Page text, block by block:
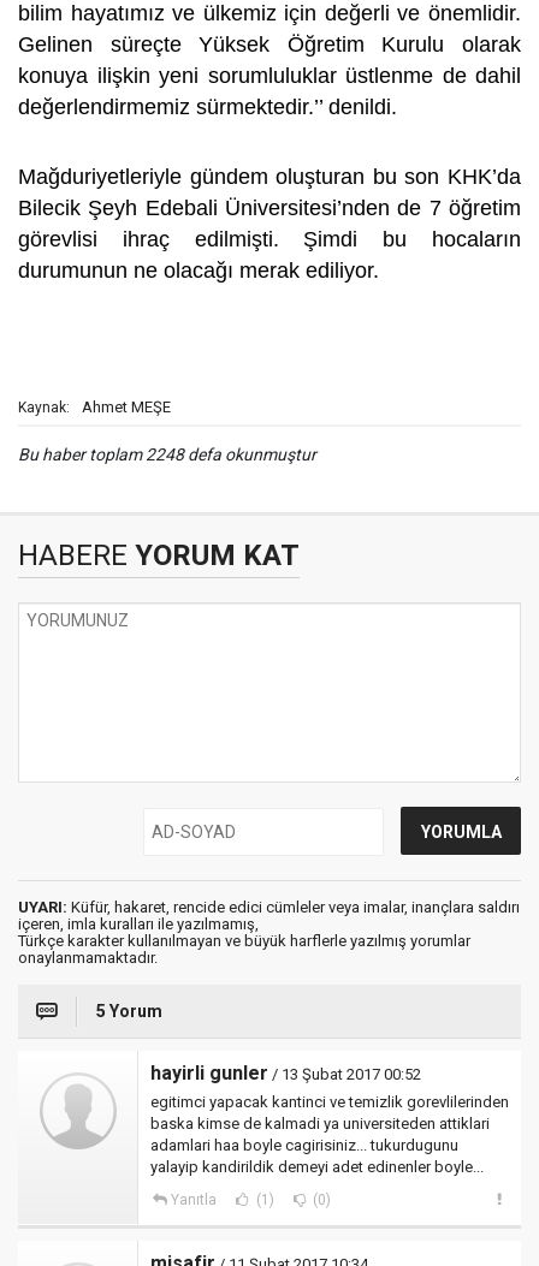
bilim hayatımız ve ülkemiz için değerli ve önemlidir.
Gelinen süreçte Yüksek Öğretim Kurulu olarak
konuya ilişkin yeni sorumluluklar üstlenme de dahil
değerlendirmemiz sürmektedir.’’ denildi.
Mağduriyetleriyle gündem oluşturan bu son KHK’da
Bilecik Şeyh Edebali Üniversitesi’nden de 7 öğretim
görevlisi ihraç edilmişti. Şimdi bu hocaların
durumunun ne olacağı merak ediliyor.
Kaynak: Ahmet MEŞE
Bu haber toplam 2248 defa okunmuştur
HABERE YORUM KAT
UYARI: Küfür, hakaret, rencide edici cümleler veya imalar, inançlara saldırı
içeren, imla kuralları ile yazılmamış,
Türkçe karakter kullanılmayan ve büyük harflerle yazılmış yorumlar
onaylanmamaktadır.
5 Yorum
hayirli gunler / 13 Şubat 2017 00:52
egitimci yapacak kantinci ve temizlik gorevlilerinden
baska kimse de kalmadi ya universiteden attiklari
adamlari haa boyle cagirisiniz... tukurdugunu
yalayip kandirildik demeyi adet edinenler boyle...
Yanıtla (1) (0)